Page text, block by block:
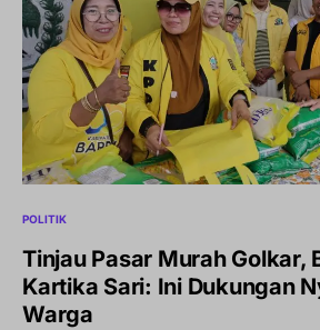
POLITIK
Tinjau Pasar Murah Golkar,
Kartika Sari: Ini Dukungan
Warga